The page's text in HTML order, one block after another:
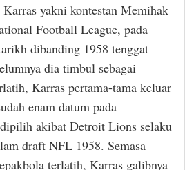
yakni kontestan Memihak
Football League, pada
dibanding 1958 tenggat
dia timbul sebagai
Karras pertama-tama keluar
enam datum pada
akibat Detroit Lions selaku
draft NFL 1958. Semasa
terlatih, Karras galibnya